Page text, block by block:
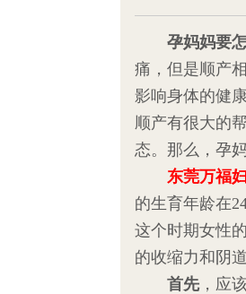
孕妈妈要
痛，但是顺产
影响身体的健
顺产有很大的
态。那么，孕
东莞万福
的生育年龄在
这个时期女性
的收缩力和阴
首先，应